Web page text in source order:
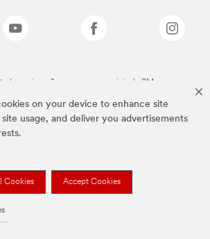
on your device to enhance site
usage, and deliver you advertisements
Cookies Accept Cookies
a cima são marcas comerciais da 3M.